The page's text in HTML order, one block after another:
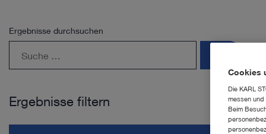
Ergebnisse durchsuchen
Ergebnisse filtern
Cookies
Die KARL
messen und
Beim